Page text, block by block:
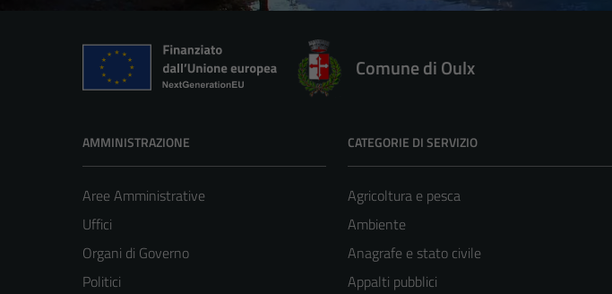
Comune di Oulx
AMMINISTRAZIONE
Aree Amministrative
Uffici
Organi di Governo
Politici
CATEGORIE DI SERVIZIO
Agricoltura e pesca
Ambiente
Anagrafe e stato civile
Appalti pubblici